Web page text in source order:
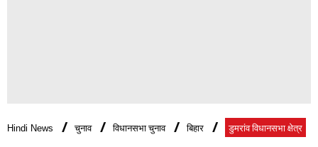
Hindi News चुनाव विधानसभा चुनाव बिहार डुमरांव विधानसभा क्षेत्र